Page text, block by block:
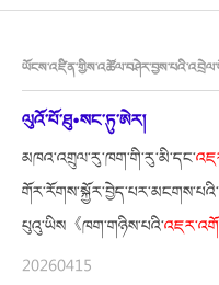
ལུའོ་པོ་ཐུ•སང་ཏུ་ཨེར།
མཁའ་འགྲུལ་རུ་ཁག་གི་རུ་མི་དང་
པུའུ་ཡིས《ཁག་གཉིས་པའི་འཇར་
20260415